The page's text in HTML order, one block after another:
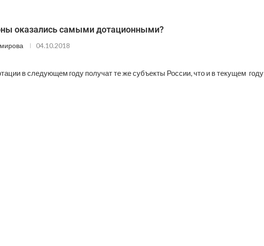
оказались самыми дотационными?
04.10.2018
в следующем году получат те же субъекты России, что и в текущем году